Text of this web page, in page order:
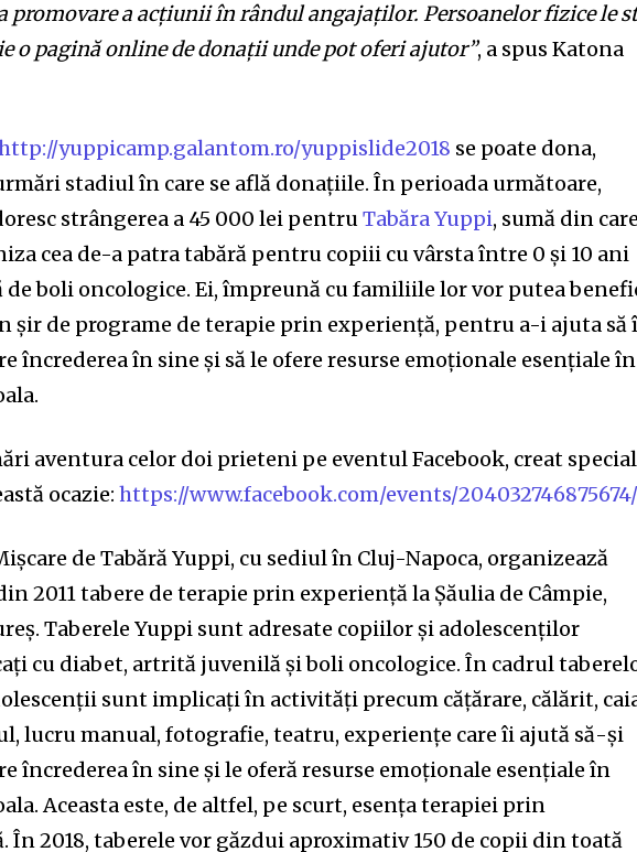
promovare a acțiunii în rândul angajaților. Persoanelor fizice le
o pagină online de donații unde pot oferi ajutor”, a spus Katona
yuppicamp.galantom.ro/yuppislide2018 se poate dona,
stadiul în care se află donațiile. În perioada următoare,
strângerea a 45 000 lei pentruTabăra Yuppi, sumă din care
cea de-a patra tabără pentru copiii cu vârsta între 0 și 10 ani
de boli oncologice. Ei, împreună cu familiile lor vor putea
șir de programe de terapie prin experiență, pentru a-i ajuta să
încrederea în sine şi să le ofere resurse emoţionale esenţiale în
aventura celor doi prieteni pe eventul Facebook, creat special
ocazie:https://www.facebook.com/events/204032746875674/
de Tabără Yuppi, cu sediul în Cluj-Napoca, organizează
2011 tabere de terapie prin experienţă la Şăulia de Câmpie,
Taberele Yuppi sunt adresate copiilor şi adolescenţilor
cu diabet, artrită juvenilă şi boli oncologice. În cadrul
sunt implicaţi în activităţi precum căţărare, călărit,
lucru manual, fotografie, teatru, experienţe care îi ajută să-şi
încrederea în sine şi le oferă resurse emoţionale esenţiale în
Aceasta este, de altfel, pe scurt, esenţa terapiei prin
În 2018, taberele vor găzdui aproximativ 150 de copii din toată